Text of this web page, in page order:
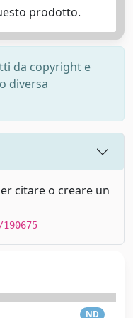
prodotto.
da copyright e
diversa
citare o creare un
ND